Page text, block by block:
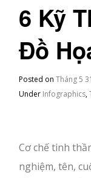
6 Kỹ
Đồ
Posted onTháng 5
Under Infographics,
Cơ chế tinh
nghiệm, tên,